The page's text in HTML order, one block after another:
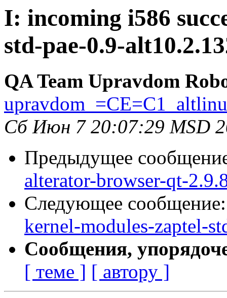
I: incoming i586
std-pae-0.9-
QA Team Upravdom
Сб Июн 7 20:07:29 MSD
Предыдущее
alterator-browser-qt-
Следующее
kernel-modules-zaptel-
Сообщения,
[ теме ] [ автору ]